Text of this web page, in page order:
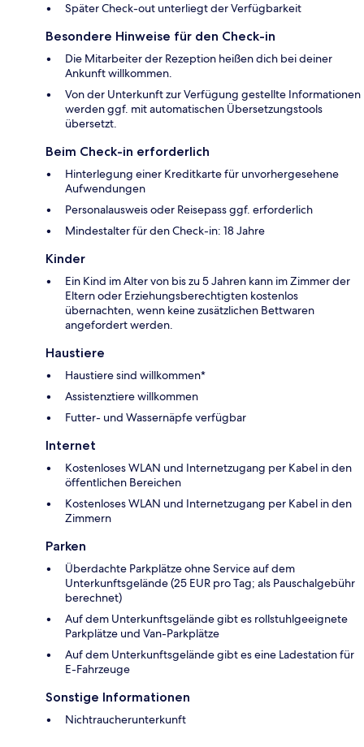
Später Check-out unterliegt der Verfügbarkeit
Besondere Hinweise für den Check-in
Die Mitarbeiter der Rezeption heißen dich bei deiner
Ankunft willkommen.
Von der Unterkunft zur Verfügung gestellte Informationen
werden ggf. mit automatischen Übersetzungstools
übersetzt.
Beim Check-in erforderlich
Hinterlegung einer Kreditkarte für unvorhergesehene
Aufwendungen
Personalausweis oder Reisepass ggf. erforderlich
Mindestalter für den Check-in: 18 Jahre
Kinder
Ein Kind im Alter von bis zu 5 Jahren kann im Zimmer der
Eltern oder Erziehungsberechtigten kostenlos
übernachten, wenn keine zusätzlichen Bettwaren
angefordert werden.
Haustiere
Haustiere sind willkommen*
Assistenztiere willkommen
Futter- und Wassernäpfe verfügbar
Internet
Kostenloses WLAN und Internetzugang per Kabel in den
öffentlichen Bereichen
Kostenloses WLAN und Internetzugang per Kabel in den
Zimmern
Parken
Überdachte Parkplätze ohne Service auf dem
Unterkunftsgelände (25 EUR pro Tag; als Pauschalgebühr
berechnet)
Auf dem Unterkunftsgelände gibt es rollstuhlgeeignete
Parkplätze und Van-Parkplätze
Auf dem Unterkunftsgelände gibt es eine Ladestation für
E-Fahrzeuge
Sonstige Informationen
Nichtraucherunterkunft